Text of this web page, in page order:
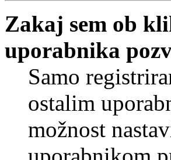
Zakaj sem ob
uporabnika
Samo
ostalim
možnost